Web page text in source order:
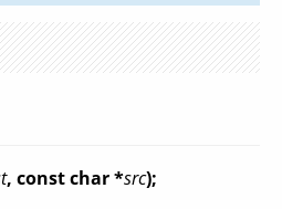
, const char *src);